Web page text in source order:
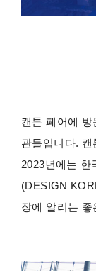
캔톤 페어에
관들입니다.
2023년에는 한
(DESIGN
장에 알리는